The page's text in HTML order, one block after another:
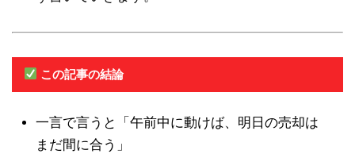
この記事の結論
一言で言うと「午前中に動けば、明日の売却は
まだ間に合う」